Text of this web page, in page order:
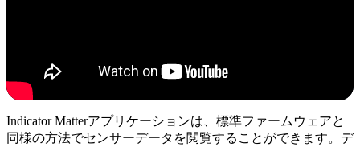
Indicator Matterアプリケーションは、標準ファームウェアと
同様の方法でセンサーデータを閲覧することができます。デ